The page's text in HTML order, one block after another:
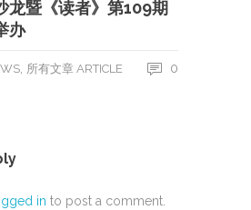
龙暨《读者》第109期
办
, 所有文章 ARTICLE 0
in to post a comment.